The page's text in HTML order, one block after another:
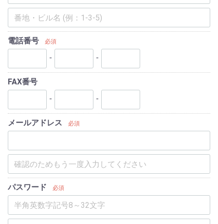
電話番号 必須
- -
FAX番号
-
-
メールアドレス 必須
パスワード 必須